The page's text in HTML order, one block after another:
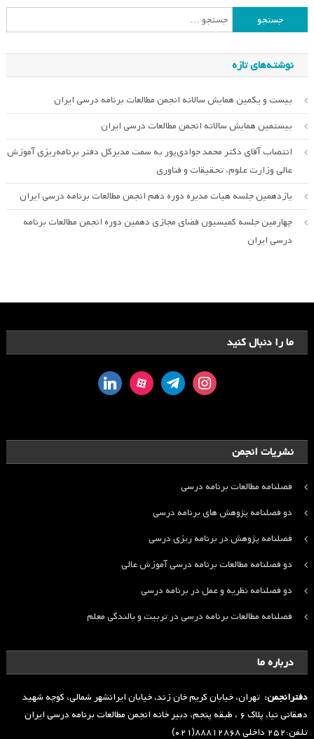
جستجو
برای:
نوشته‌های تازه
بیست و یکمین همایش سالانه انجمن مطالعات برنامه درسی ایران
بیستمین همایش سالانه انجمن مطالعات درسی ایران
انتصاب آقای دکتر محمد جوادی‌پور به سمت مدیرکل دفتر برنامه‌ریزی آموزش
عالی وزارت علوم، تحقیقات و فناوری
یازدهمین جلسه هیات مدیره دوره دهم انجمن مطالعات برنامه درسی ایران
چهارمین جلسه کمیسیون فضای مجازی دهمین دوره انجمن مطالعات برنامه
درسی ایران
ما را دنبال کنید
instagram
telegram
aparat
linkedin
نشریات انجمن
فصلنامه مطالعات برنامه درسی
دو فصلنامه پژوهش های برنامه درسی
فصلنامه پژوهش در برنامه ریزی درسی
دو فصلنامه مطالعات برنامه درسی آموزش عالی
دو فصلنامه نظریه و عمل در برنامه درسی
فصلنامه مطالعات برنامه درسی در تربیت و بالندگی معلم
درباره ما
دفترانجمن: تهران، خیابان کریم خان زند، خیابان ایرانشهر شمالی، کوچه شهید
دهقانی نیا، پلاک ۶ ، طبقه پنجم، دبیر خانه انجمن مطالعات برنامه درسی ایران
تلفن:۲۵۲ داخلی ۸۸۸۱۲۸۶۸(۰۲۱)